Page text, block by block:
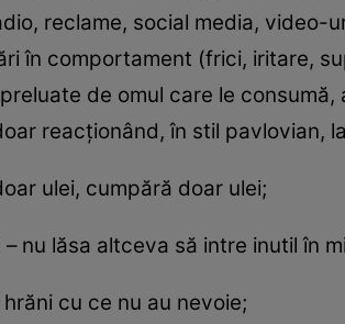
reclame, social media, video-
în comportament (frici, iritare,
de omul care le consumă,
reacţionând, în stil pavlovian,
ulei, cumpără doar ulei;
nu lăsa altceva să intre inutil în
cu ce nu au nevoie;